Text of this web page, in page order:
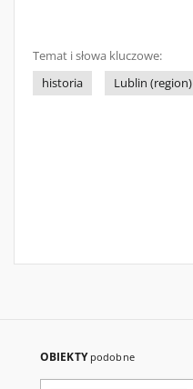
Temat i słowa kluczowe:
historia
Lublin (region)
OBIEKTY podobne